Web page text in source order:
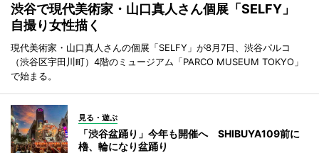
渋谷で現代美術家・山口真人さん個展「SELFY」
自撮り女性描く
現代美術家・山口真人さんの個展「SELFY」が8月7日、渋谷パルコ
（渋谷区宇田川町）4階のミュージアム「PARCO MUSEUM TOKYO」
で始まる。
見る・遊ぶ
「渋谷盆踊り」今年も開催へ SHIBUYA109前に
櫓、輪になり盆踊り